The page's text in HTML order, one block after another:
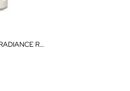
VITAMIN C CERAMIDE CAPSULES RADIANCE RENEWAL SERUM 30 CÁPSULAS